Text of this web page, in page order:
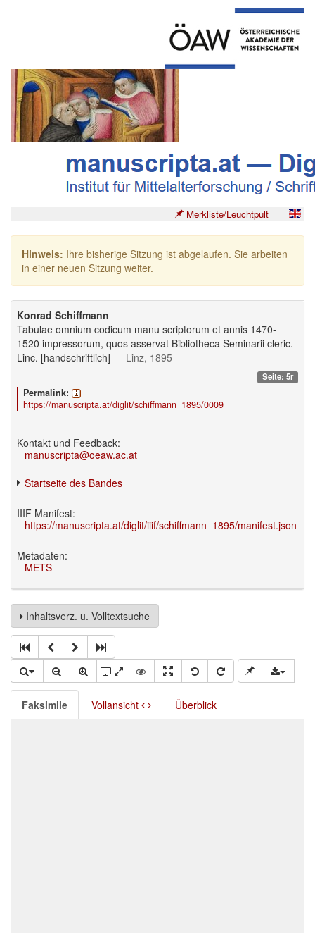
Merkliste/Leuchtpult
Hinweis: Ihre bisherige Sitzung ist abgelaufen. Sie arbeiten
in einer neuen Sitzung weiter.
Konrad Schiffmann
Tabulae omnium codicum manu scriptorum et annis 1470-
1520 impressorum, quos asservat Bibliotheca Seminarii cleric.
Linc. [handschriftlich] — Linz, 1895
Seite: 5r
Permalink:
https://manuscripta.at/diglit/schiffmann_1895/0009
Kontakt und Feedback:
manuscripta@oeaw.ac.at
Startseite des Bandes
IIIF Manifest:
https://manuscripta.at/diglit/iiif/schiffmann_1895/manifest.json
Metadaten:
METS
Inhaltsverz. u. Volltextsuche
Faksimile Vollansicht Überblick